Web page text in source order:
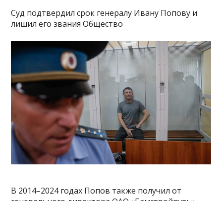
Суд подтвердил срок генералу Ивану Попову и
лишил его звания Общество
В 2014–2024 годах Попов также получил от